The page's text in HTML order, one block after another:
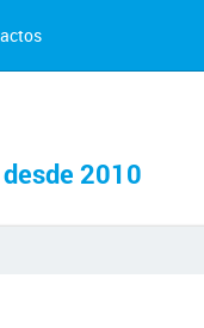
2010